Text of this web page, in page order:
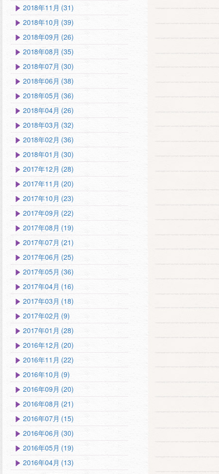
2018年11月 (31)
2018年10月 (39)
2018年09月 (26)
2018年08月 (35)
2018年07月 (30)
2018年06月 (38)
2018年05月 (36)
2018年04月 (26)
2018年03月 (32)
2018年02月 (36)
2018年01月 (30)
2017年12月 (28)
2017年11月 (20)
2017年10月 (23)
2017年09月 (22)
2017年08月 (19)
2017年07月 (21)
2017年06月 (25)
2017年05月 (36)
2017年04月 (16)
2017年03月 (18)
2017年02月 (9)
2017年01月 (28)
2016年12月 (20)
2016年11月 (22)
2016年10月 (9)
2016年09月 (20)
2016年08月 (21)
2016年07月 (15)
2016年06月 (30)
2016年05月 (19)
2016年04月 (13)